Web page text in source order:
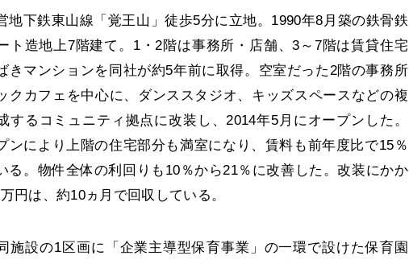
下鉄東山線「覚王山」徒歩5分に立地。1990年8月築の鉄骨鉄
ト造地上7階建て。1・2階は事務所・店舗、3～7階は賃貸住宅
きマンションを同社が約5年前に取得。空室だった2階の事務所
クカフェを中心に、ダンススタジオ、キッズスペースなどの複
するコミュニティ拠点に改装し、2014年5月にオープンした。
ンにより上階の住宅部分も満室になり、賃料も前年度比で15％
る。物件全体の利回りも10％から21％に改善した。改装にかか
円は、約10ヵ月で回収している。
施設の1区画に「企業主導型保育事業」の一環で設けた保育園